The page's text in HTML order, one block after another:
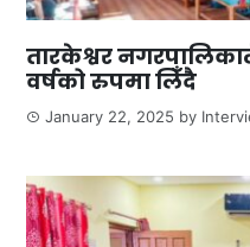
तारकेश्वर
वर्षको रुपमा लिँदै
January 22, 2025 by